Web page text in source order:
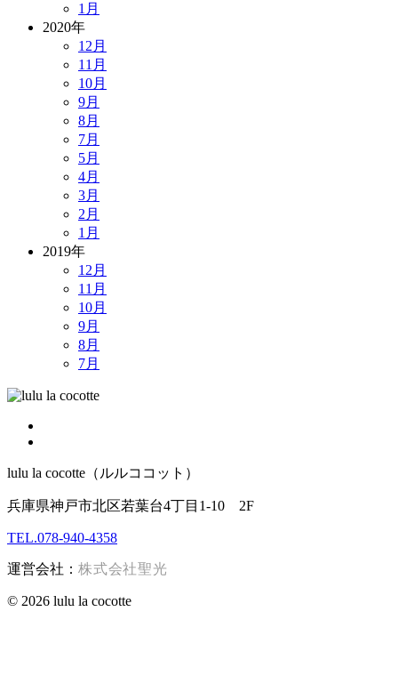
1月
2020年
12月
11月
10月
9月
8月
7月
5月
4月
3月
2月
1月
2019年
12月
11月
10月
9月
8月
7月
lulu la cocotte（ルルココット）
兵庫県神戸市北区若葉台4丁目1-10 2F
TEL.078-940-4358
運営会社： 株式会社聖光
© 2026 lulu la cocotte